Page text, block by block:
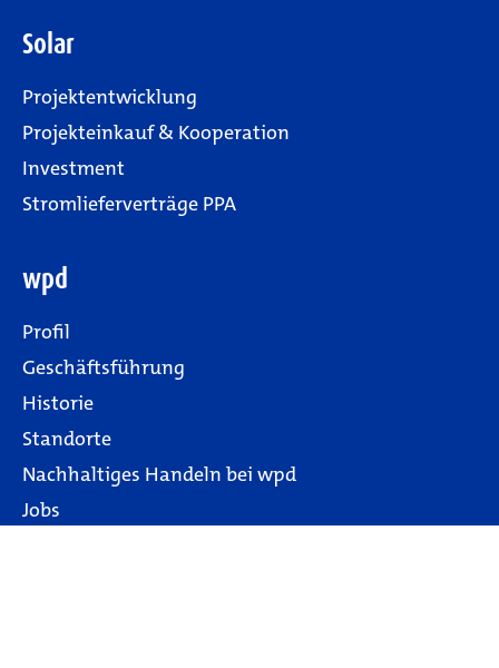
Solar
Projektentwicklung
Projekteinkauf & Kooperation
Investment
Stromlieferverträge PPA
wpd
Profil
Geschäftsführung
Historie
Standorte
Nachhaltiges Handeln bei wpd
Jobs